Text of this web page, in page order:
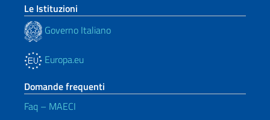
Le Istituzioni
Governo Italiano
Europa.eu
Domande frequenti
Faq – MAECI